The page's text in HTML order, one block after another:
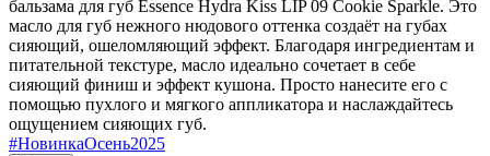
бальзама для губ Essence Hydra Kiss LIP 09 Cookie Sparkle. Это
масло для губ нежного нюдового оттенка создаёт на губах
сияющий, ошеломляющий эффект. Благодаря ингредиентам и
питательной текстуре, масло идеально сочетает в себе
сияющий финиш и эффект кушона. Просто нанесите его с
помощью пухлого и мягкого аппликатора и наслаждайтесь
ощущением сияющих губ.
#НовинкаОсень2025